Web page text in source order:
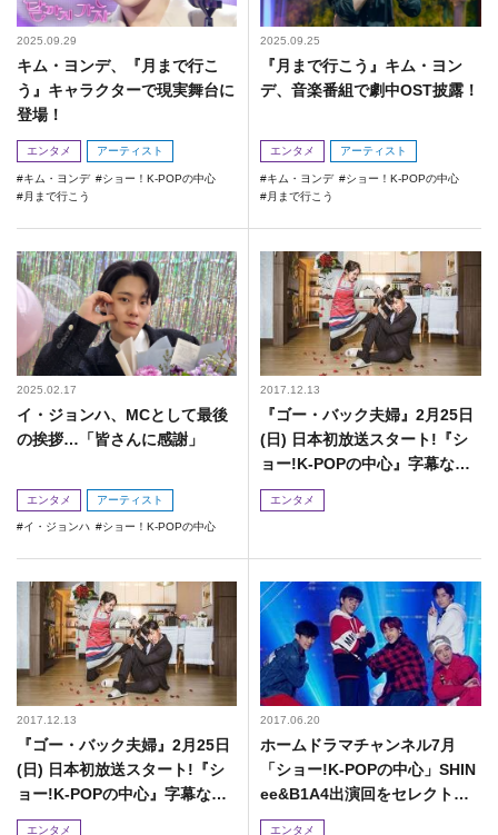
2025.09.29
キム・ヨンデ、『月まで行こ
う』キャラクターで現実舞台に
登場！
エンタメ アーティスト
キム・ヨンデ
ショー！K-POPの中心
月まで行こう
2025.09.25
『月まで行こう』キム・ヨン
デ、音楽番組で劇中OST披露！
エンタメ アーティスト
キム・ヨンデ
ショー！K-POPの中心
月まで行こう
2025.02.17
イ・ジョンハ、MCとして最後
の挨拶…「皆さんに感謝」
エンタメ アーティスト
イ・ジョンハ ショー！K-POPの中心
2017.12.13
『ゴー・バック夫婦』2月25日
(日) 日本初放送スタート!『シ
ョー!K-POPの中心』字幕なし
最新版も!
エンタメ
2017.12.13
『ゴー・バック夫婦』2月25日
(日) 日本初放送スタート!『シ
ョー!K-POPの中心』字幕なし
最新版も!
エンタメ
2017.06.20
ホームドラマチャンネル7月
「ショー!K-POPの中心」SHIN
ee&B1A4出演回をセレクト放
送
エンタメ